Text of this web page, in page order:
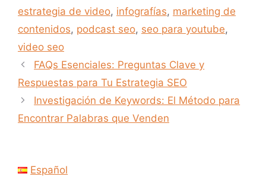
estrategia de video, infografías, marketing de
contenidos, podcast seo, seo para youtube,
video seo
FAQs Esenciales: Preguntas Clave y
Respuestas para Tu Estrategia SEO
Investigación de Keywords: El Método para
Encontrar Palabras que Venden
Español